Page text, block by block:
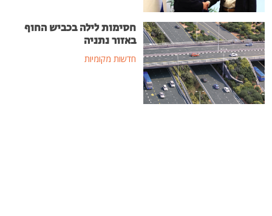
חסימות לילה בכביש החוף
באזור נתניה
חדשות מקומיות